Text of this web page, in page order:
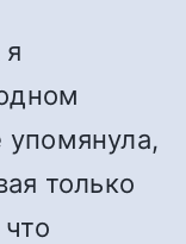
я
упомянула,
только